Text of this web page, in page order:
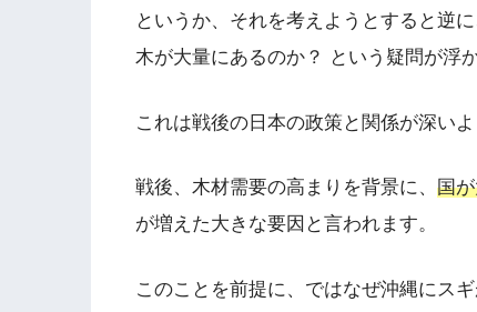
というか、それを考えようとすると逆
木が大量にあるのか？ という疑問が浮か
これは戦後の日本の政策と関係が深いよ
戦後、木材需要の高まりを背景に、 国
が増えた大きな要因と言われます。
このことを前提に、ではなぜ沖縄にス